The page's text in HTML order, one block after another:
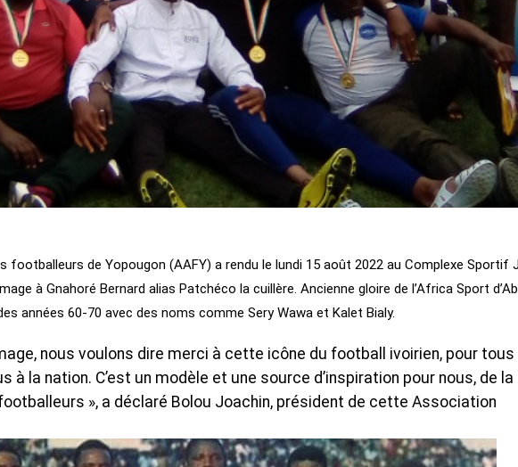
footballeurs de Yopougon (AAFY) a rendu le lundi 15 août 2022 au Complexe Sportif
à Gnahoré Bernard alias Patchéco la cuillère. Ancienne gloire de l’Africa Sport
années 60-70 avec des noms comme Sery Wawa et Kalet Bialy.
nous voulons dire merci à cette icône du football ivoirien, pour tous
à la nation. C’est un modèle et une source d’inspiration pour nous, de la
», a déclaré Bolou Joachin, président de cette Association